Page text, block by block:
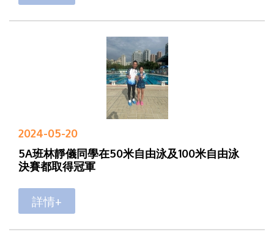
2024-05-20
5A班林靜儀同學在50米自由泳及100米自由泳
決賽都取得冠軍
詳情+